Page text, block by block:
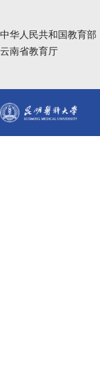
中华人民共和国教育部
云南省教育厅